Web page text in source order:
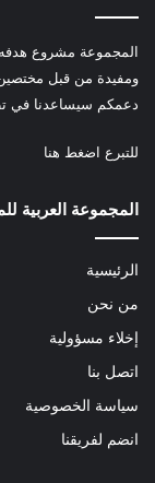
المجموعة مشروع
ومفيدة من قبل مختصين
دعمكم سيساعدنا في
للتبرع اضغط هنا
المجموعة العربية
الرئيسية
من نحن
إخلاء مسؤولية
اتصل بنا
سياسة الخصوصية
انضم لفريقنا